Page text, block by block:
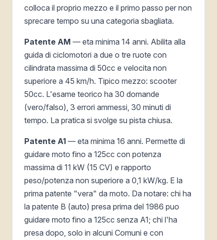
colloca il proprio mezzo e il primo passo per non
sprecare tempo su una categoria sbagliata.
Patente AM — eta minima 14 anni. Abilita alla
guida di ciclomotori a due o tre ruote con
cilindrata massima di 50cc e velocita non
superiore a 45 km/h. Tipico mezzo: scooter
50cc. L'esame teorico ha 30 domande
(vero/falso), 3 errori ammessi, 30 minuti di
tempo. La pratica si svolge su pista chiusa.
Patente A1 — eta minima 16 anni. Permette di
guidare moto fino a 125cc con potenza
massima di 11 kW (15 CV) e rapporto
peso/potenza non superiore a 0,1 kW/kg. E la
prima patente "vera" da moto. Da notare: chi ha
la patente B (auto) presa prima del 1986 puo
guidare moto fino a 125cc senza A1; chi l'ha
presa dopo, solo in alcuni Comuni e con